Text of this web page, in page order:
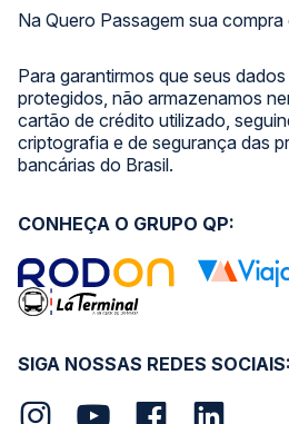
Na Quero Passagem sua
Para garantirmos que seus
protegidos, não armazenamos
cartão de crédito utilizado,
criptografia e de segurança das
bancárias do Brasil.
SIGA NOSSAS REDES SOCIAIS:
CONHEÇA O GRUPO QP: